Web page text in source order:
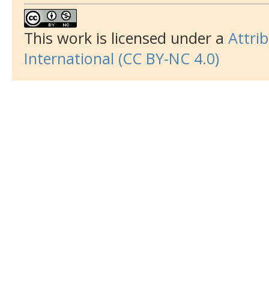
This work is licensed under a
International (CC BY-NC 4.0)